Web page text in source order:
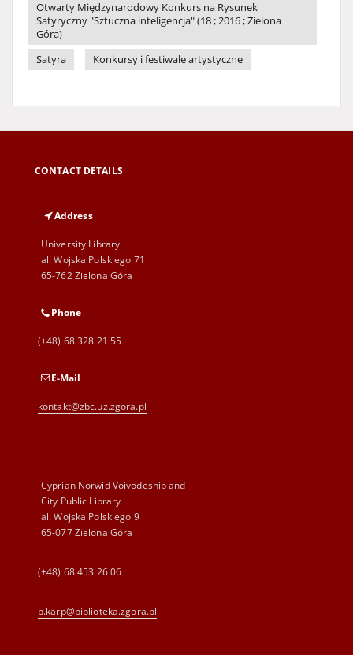
Otwarty Międzynarodowy Konkurs na Rysunek
Satyryczny "Sztuczna inteligencja" (18 ; 2016 ; Zielona
Góra)
Satyra
Konkursy i festiwale artystyczne
CONTACT DETAILS
Address
University Library
al. Wojska Polskiego 71
65-762 Zielona Góra
Phone
(+48) 68 328 21 55
E-Mail
kontakt@zbc.uz.zgora.pl
Cyprian Norwid Voivodeship and
City Public Library
al. Wojska Polskiego 9
65-077 Zielona Góra
(+48) 68 453 26 06
p.karp@biblioteka.zgora.pl